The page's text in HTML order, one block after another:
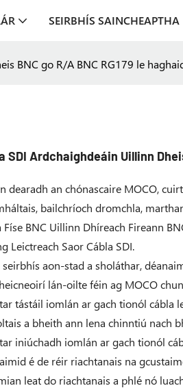
SEIRBHÍS SAINCHEAPTHA
BNC go R/A BNC RG179 le
SDI Ardchaighdeáin Uillinn
dearadh an chónascaire MOCO,
bailchríoch dromchla,
Físe BNC Uillinn Dhíreach Fireann
Leictreach Saor Cábla SDI.
seirbhís aon-stad a sholáthar,
lán-oilte féin ag MOCO
tástáil iomlán ar gach tionól cábla
a bheith ann lena chinntiú nach
iniúchadh iomlán ar gach tionól
é de réir riachtanais na
leat do riachtanais a phlé nó